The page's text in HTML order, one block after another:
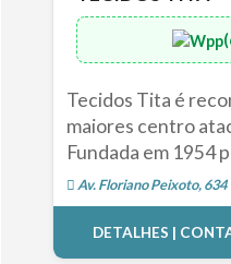
Tecidos Tita é
maiores centro
Fundada em 1954
Av. Floriano Peixoto, 634
DETALHES |